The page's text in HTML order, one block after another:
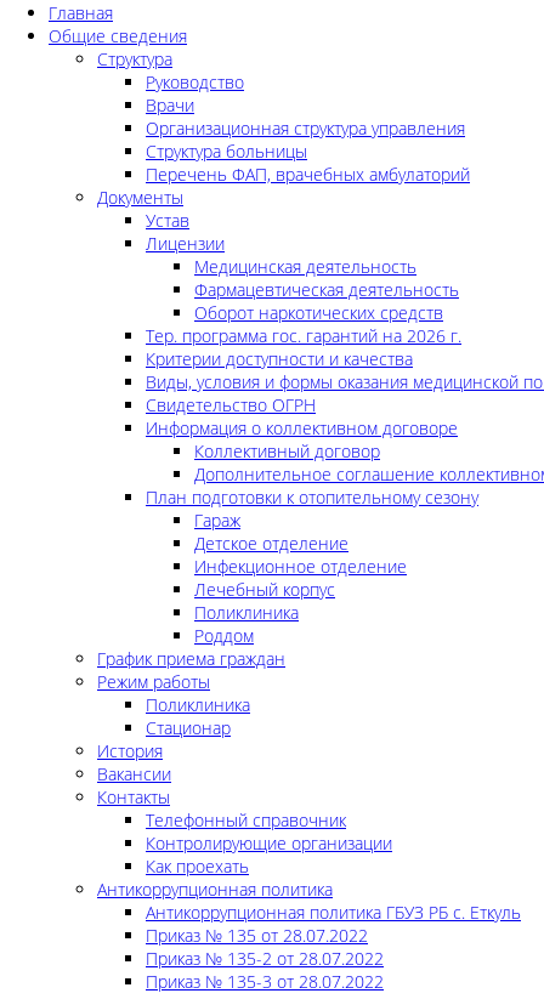
Главная
Общие сведения
Структура
Руководство
Врачи
Организационная структура управления
Структура больницы
Перечень ФАП, врачебных амбулаторий
Документы
Устав
Лицензии
Медицинская деятельность
Фармацевтическая деятельность
Оборот наркотических средств
Тер. программа гос. гарантий на 2026 г.
Критерии доступности и качества
Виды, условия и формы оказания медицинской
Свидетельство ОГРН
Информация о коллективном договоре
Коллективный договор
Дополнительное соглашение
План подготовки к отопительному сезону
Гараж
Детское отделение
Инфекционное отделение
Лечебный корпус
Поликлиника
Роддом
График приема граждан
Режим работы
Поликлиника
Стационар
История
Вакансии
Контакты
Телефонный справочник
Контролирующие организации
Как проехать
Антикоррупционная политика
Антикоррупционная политика ГБУЗ РБ с. Еткуль
Приказ № 135 от 28.07.2022
Приказ № 135-2 от 28.07.2022
Приказ № 135-3 от 28.07.2022